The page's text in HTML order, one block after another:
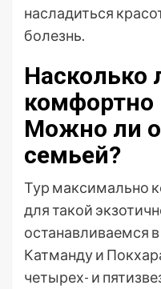
насладиться
болезнь.
Насколько
комфортно
Можно ли
семьей?
Тур максимально
для такой
останавливаемся
Катманду и
четырех- и